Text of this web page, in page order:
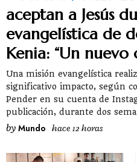
aceptan a Jesús
evangelística de
Kenia: “Un nuevo
Una misión evangelística
significativo impacto, según
Pender en su cuenta de
publicación, durante dos
by Mundo hace 12 horas